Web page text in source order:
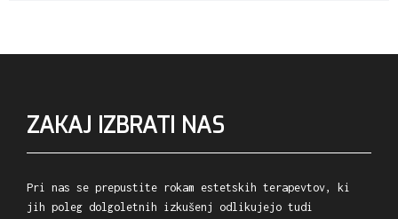
ZAKAJ IZBRATI NAS
Pri nas se prepustite rokam estetskih terapevtov, ki
jih poleg dolgoletnih izkušenj odlikujejo tudi